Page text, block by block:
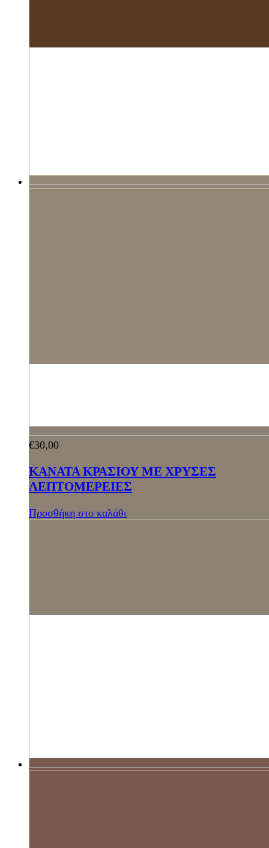
€30,00
ΚΑΝΑΤΑ ΚΡΑΣΙΟΥ ΜΕ ΧΡΥΣΕΣ
ΛΕΠΤΟΜΕΡΕΙΕΣ
Προσθήκη στο καλάθι